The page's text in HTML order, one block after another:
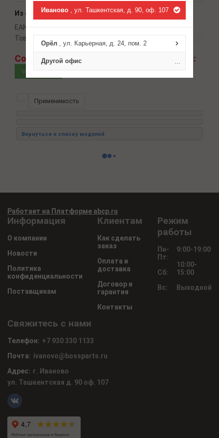
Из справочника ABCP
EAN-13:
Товарная группа:
Сомневаетесь в подборе? Спросите нас:
VIN запрос
Применимость
Работает на Платформе abcp.ru
Информация
О компании
Новости
Политика
конфиденциальности
Поставщикам
Клиентам
Как сделать
заказ
Оплата и
доставка
Договор и
гарантия
Контакты
Режим
работы
Пн-
Пт:
Сб:
Вс:
9:00-19:00
10:00-
15:00
Выходной
Свяжитесь с нами
Телефон: +7 930 330 1133
Почта: ivanovo@bossparts.ru
Адрес: г. Иваново
ул. Ташкентская д. 90 оф. 107
Иваново , ул. Ташкентская, д. 90, оф. 107
Орёл , ул. Карьерная, д. 24, пом. 2
Другой офис